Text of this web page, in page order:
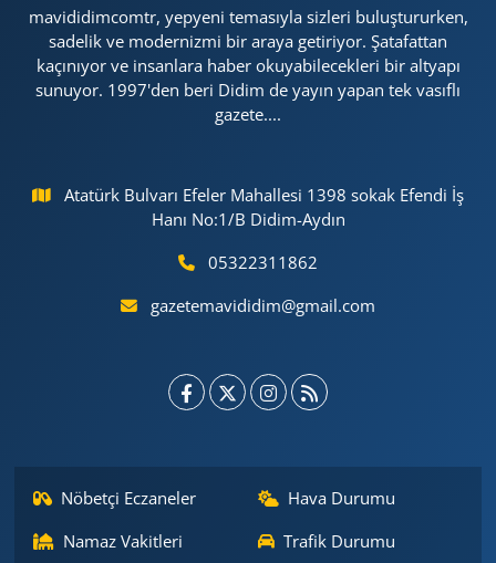
mavididimcomtr, yepyeni temasıyla sizleri buluştururken,
sadelik ve modernizmi bir araya getiriyor. Şatafattan
kaçınıyor ve insanlara haber okuyabilecekleri bir altyapı
sunuyor. 1997'den beri Didim de yayın yapan tek vasıflı
gazete....
Atatürk Bulvarı Efeler Mahallesi 1398 sokak Efendi İş
Hanı No:1/B Didim-Aydın
05322311862
gazetemavididim@gmail.com
Nöbetçi Eczaneler
Hava Durumu
Namaz Vakitleri
Trafik Durumu